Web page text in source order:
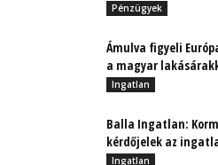
Pénzügyek
Ámulva figyeli
a magyar
Ingatlan
Balla Ingatlan:
kérdőjelek az
Ingatlan